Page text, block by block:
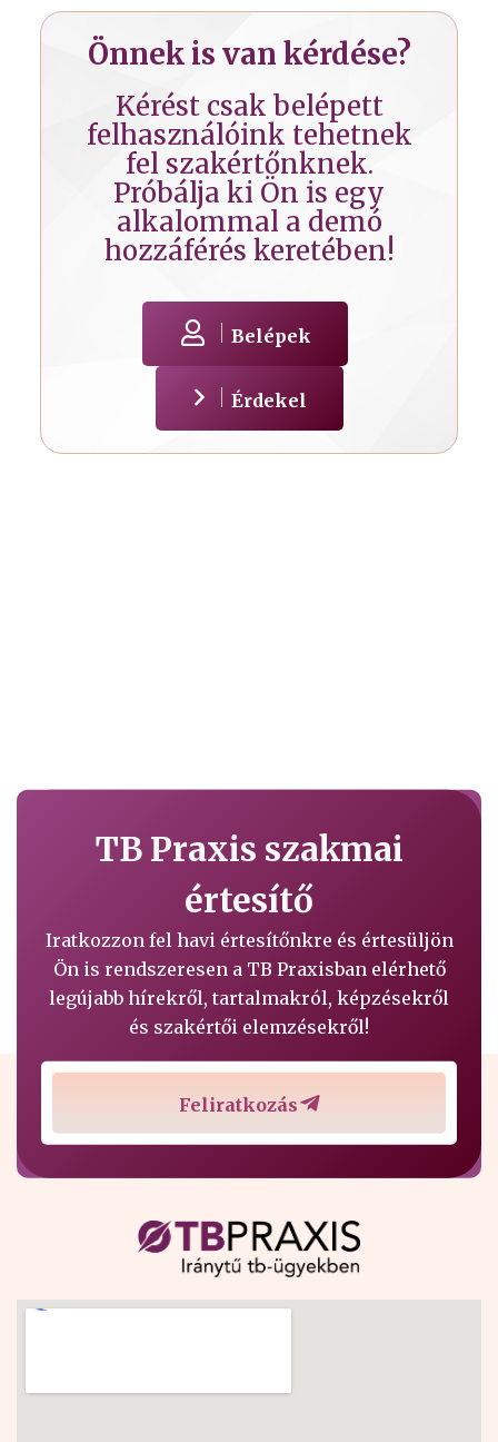
Önnek is van kérdése?
Kérést csak belépett
felhasználóink tehetnek
fel szakértőnknek.
Próbálja ki Ön is egy
alkalommal a demó
hozzáférés keretében!
Belépek
Érdekel
TB Praxis szakmai
értesítő
Iratkozzon fel havi értesítőnkre és értesüljön
Ön is rendszeresen a TB Praxisban elérhető
legújabb hírekről, tartalmakról, képzésekről
és szakértői elemzésekről!
Feliratkozás